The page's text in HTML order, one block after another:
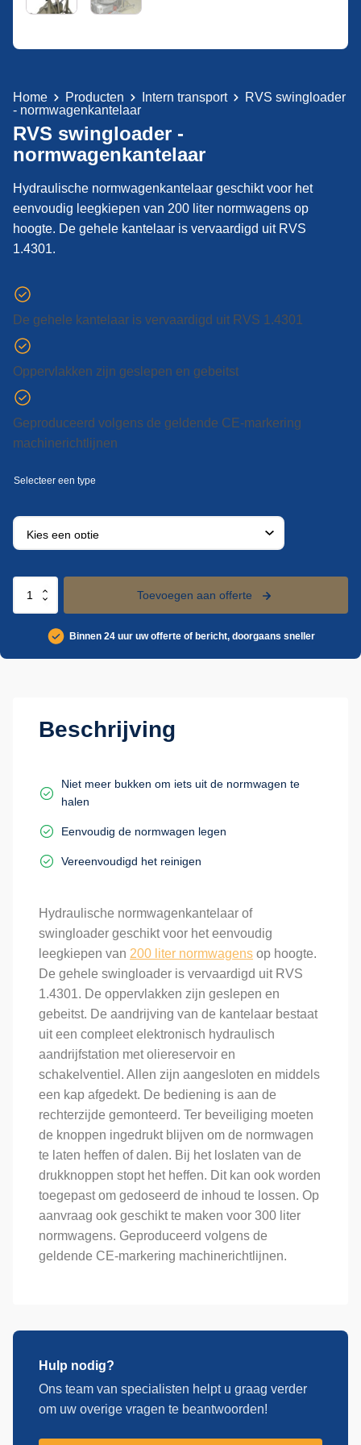
Home Producten Intern transport
RVS swingloader
- normwagenkantelaar
RVS swingloader -
normwagenkantelaar
Hydraulische normwagenkantelaar geschikt voor het
eenvoudig leegkiepen van 200 liter normwagens op
hoogte. De gehele kantelaar is vervaardigd uit RVS
1.4301.
De gehele kantelaar is vervaardigd uit RVS 1.4301
Oppervlakken zijn geslepen en gebeitst
Geproduceerd volgens de geldende CE-markering
machinerichtlijnen
RVS
normwagenkantelaar
Toevoegen aan offerte
Binnen 24 uur uw offerte of bericht, doorgaans sneller
Beschrijving
Niet meer bukken om iets uit de normwagen te
halen
Eenvoudig de normwagen legen
Vereenvoudigd het reinigen
Hydraulische normwagenkantelaar of
swingloader geschikt voor het eenvoudig
leegkiepen van 200 liter normwagens op hoogte.
De gehele swingloader is vervaardigd uit RVS
1.4301. De oppervlakken zijn geslepen en
gebeitst. De aandrijving van de kantelaar bestaat
uit een compleet elektronisch hydraulisch
aandrijfstation met oliereservoir en
schakelventiel. Allen zijn aangesloten en middels
een kap afgedekt. De bediening is aan de
rechterzijde gemonteerd. Ter beveiliging moeten
de knoppen ingedrukt blijven om de normwagen
te laten heffen of dalen. Bij het loslaten van de
drukknoppen stopt het heffen. Dit kan ook worden
toegepast om gedoseerd de inhoud te lossen. Op
aanvraag ook geschikt te maken voor 300 liter
normwagens. Geproduceerd volgens de
geldende CE-markering machinerichtlijnen.
Hulp nodig?
Ons team van specialisten helpt u graag verder
om uw overige vragen te beantwoorden!